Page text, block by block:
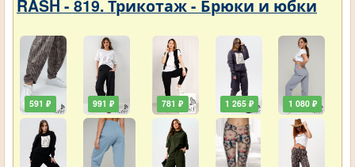
RASH - 819. Трикотаж - Брюки и юбки
591 ₽ 991 ₽ 781 ₽ 1 265 ₽ 1 080 ₽